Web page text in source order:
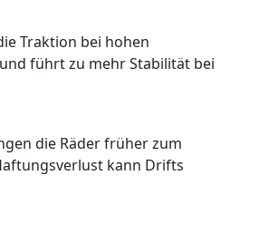
Traktion bei hohen
führt zu mehr Stabilität bei
die Räder früher zum
kann Drifts